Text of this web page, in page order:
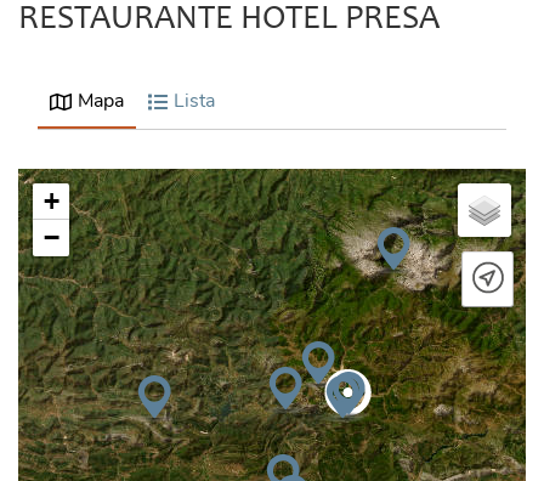
RESTAURANTE HOTEL PRESA
Mapa Lista
+
−